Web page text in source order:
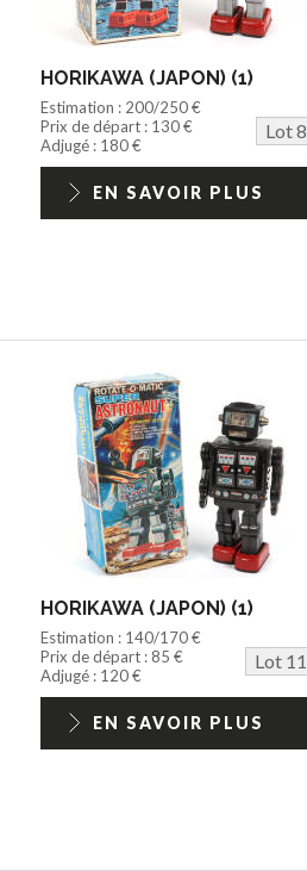
HORIKAWA (JAPON) (1)
Estimation : 200/250 €
Prix de départ : 130 €
Lot 8
Adjugé : 180 €
EN SAVOIR PLUS
HORIKAWA (JAPON) (1)
Estimation : 140/170 €
Prix de départ : 85 €
Lot 11
Adjugé : 120 €
EN SAVOIR PLUS